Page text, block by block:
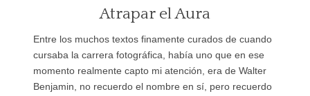
Atrapar el Aura
Entre los muchos textos finamente curados de cuando
cursaba la carrera fotográfica, había uno que en ese
momento realmente capto mi atención, era de Walter
Benjamin, no recuerdo el nombre en sí, pero recuerdo